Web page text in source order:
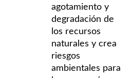
agotamiento y
degradación de
los recursos
naturales y crea
riesgos
ambientales para